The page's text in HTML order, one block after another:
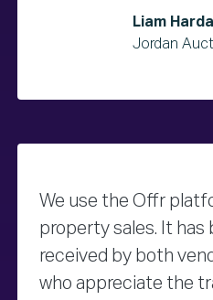
Liam
Jordan
We use the Offr
property sales. It has
received by both
who appreciate the